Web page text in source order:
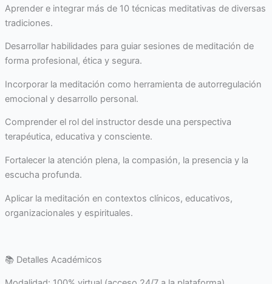
Aprender e integrar más de 10 técnicas meditativas de diversas
tradiciones.
Desarrollar habilidades para guiar sesiones de meditación de
forma profesional, ética y segura.
Incorporar la meditación como herramienta de autorregulación
emocional y desarrollo personal.
Comprender el rol del instructor desde una perspectiva
terapéutica, educativa y consciente.
Fortalecer la atención plena, la compasión, la presencia y la
escucha profunda.
Aplicar la meditación en contextos clínicos, educativos,
organizacionales y espirituales.
📚 Detalles Académicos